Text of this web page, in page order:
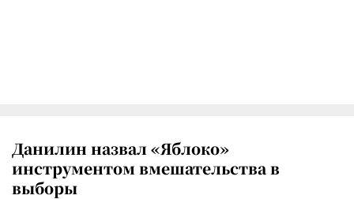
Данилин назвал «Яблоко»
инструментом вмешательства в
выборы